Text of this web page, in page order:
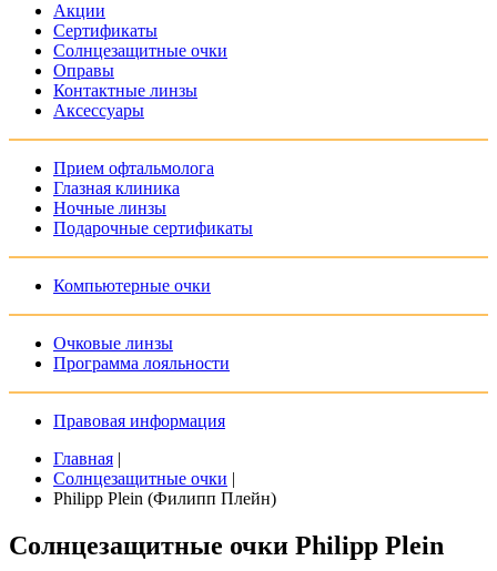
Акции
Сертификаты
Солнцезащитные очки
Оправы
Контактные линзы
Аксессуары
Прием офтальмолога
Глазная клиника
Ночные линзы
Подарочные сертификаты
Компьютерные очки
Очковые линзы
Программа лояльности
Правовая информация
Главная |
Солнцезащитные очки |
Philipp Plein (Филипп Плейн)
Солнцезащитные очки Philipp Plein